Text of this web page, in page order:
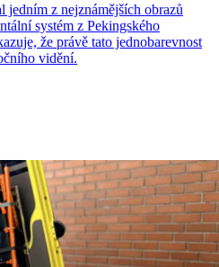
jedním z nejznámějších obrazů
systém z Pekingského
že právě tato jednobarevnost
vidění.